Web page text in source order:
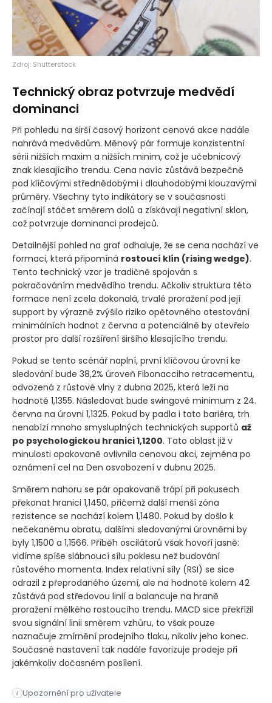
Zdroj: Shutterstock
Technický obraz potvrzuje medvědí
dominanci
Při pohledu na širší časový horizont cenová akce nadále
nahrává medvědům. Měnový pár formuje konzistentní
sérii nižších maxim a nižších minim, což je učebnicový
znak klesajícího trendu. Cena navíc zůstává bezpečně
pod klíčovými střednědobými i dlouhodobými klouzavými
průměry. Všechny tyto indikátory se v současnosti
začínají stáčet směrem dolů a získávají negativní sklon,
což potvrzuje dominanci prodejců.
Detailnější pohled na graf odhaluje, že se cena nachází ve
formaci, která připomíná rostoucí klín (rising wedge).
Tento technický vzor je tradičně spojován s
pokračováním medvědího trendu. Ačkoliv struktura této
formace není zcela dokonalá, trvalé proražení pod její
support by výrazně zvýšilo riziko opětovného otestování
minimálních hodnot z června a potenciálně by otevřelo
prostor pro další rozšíření širšího klesajícího trendu.
Pokud se tento scénář naplní, první klíčovou úrovní ke
sledování bude 38,2% úroveň Fibonacciho retracementu,
odvozená z růstové vlny z dubna 2025, která leží na
hodnotě 1,1355. Následovat bude swingové minimum z 24.
června na úrovni 1,1325. Pokud by padla i tato bariéra, trh
nenabízí mnoho smysluplných technických supportů až
po psychologickou hranici 1,1200. Tato oblast již v
minulosti opakovaně ovlivnila cenovou akci, zejména po
oznámení cel na Den osvobození v dubnu 2025.
Směrem nahoru se pár opakovaně trápí při pokusech
překonat hranici 1,1450, přičemž další menší zóna
rezistence se nachází kolem 1,1480. Pokud by došlo k
nečekanému obratu, dalšími sledovanými úrovněmi by
byly 1,1500 a 1,1566. Příběh oscilátorů však hovoří jasně:
vidíme spíše slábnoucí sílu poklesu než budování
růstového momenta. Index relativní síly (RSI) se sice
odrazil z přeprodaného území, ale na hodnotě kolem 42
zůstává pod středovou linií a balancuje na hraně
proražení mělkého rostoucího trendu. MACD sice překřížil
svou signální linii směrem vzhůru, to však pouze
naznačuje zmírnění prodejního tlaku, nikoliv jeho konec.
Současné nastavení tak nadále favorizuje prodeje při
jakémkoliv dočasném posílení.
i Upozornění pro uživatele